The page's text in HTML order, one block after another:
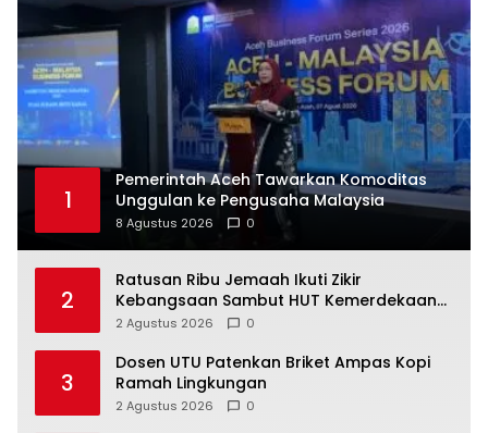
1
Pemerintah Aceh Tawarkan Komoditas
Unggulan ke Pengusaha Malaysia
8 Agustus 2026 0
2
Ratusan Ribu Jemaah Ikuti Zikir
Kebangsaan Sambut HUT Kemerdekaan
RI
2 Agustus 2026 0
3
Dosen UTU Patenkan Briket Ampas Kopi
Ramah Lingkungan
2 Agustus 2026 0